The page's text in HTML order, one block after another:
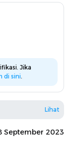
Jika
di sini.
Lihat
September 2023